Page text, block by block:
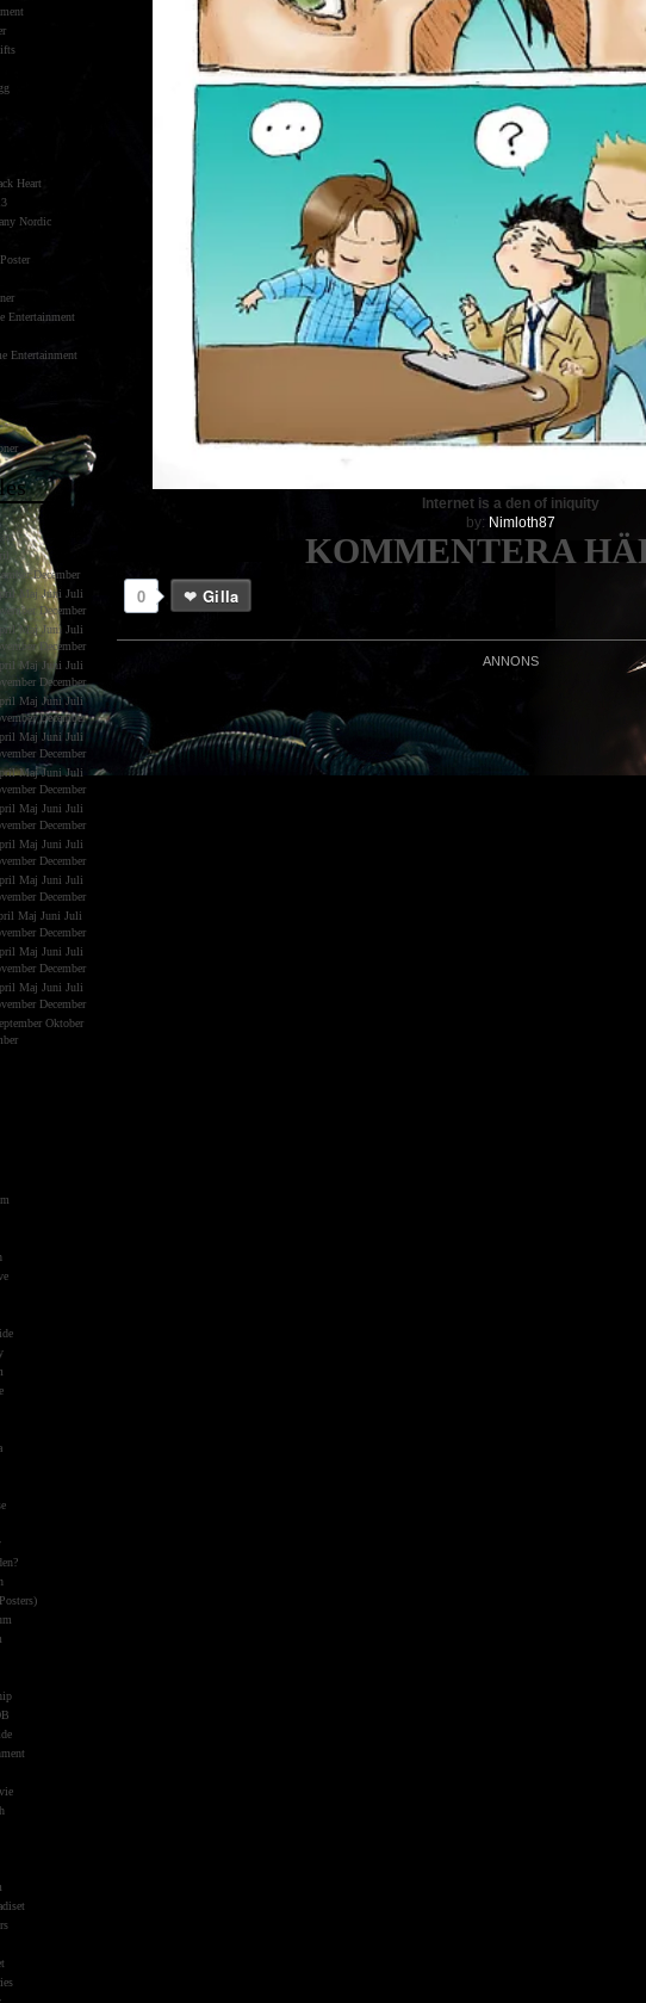
Internet is a den of iniquity
by: Nimloth87
KOMMENTERA
0 Gilla
Heart
Nordic
Entertainment
Entertainment
December
Maj Juni Juli
December
Maj Juni Juli
December
Maj Juni Juli
December
Maj Juni Juli
December
Maj Juni Juli
December
Maj Juni Juli
December
Maj Juni Juli
December
Maj Juni Juli
December
Maj Juni Juli
December
Maj Juni Juli
December
Maj Juni Juli
December
Maj Juni Juli
December
Oktober